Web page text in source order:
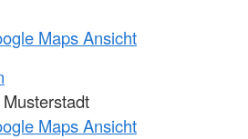
Maps Ansicht
Maps Ansicht